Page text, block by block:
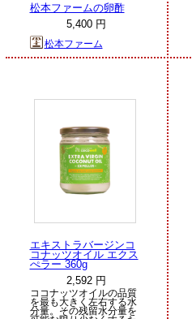
松本ファームの卵酢
5,400 円
松本ファーム
エキストラバージンコ
コナッツオイル エクス
ぺラー 360g
2,592 円
ココナッツオイルの品質
を最も大きく左右する水
分量。その残留水分量を